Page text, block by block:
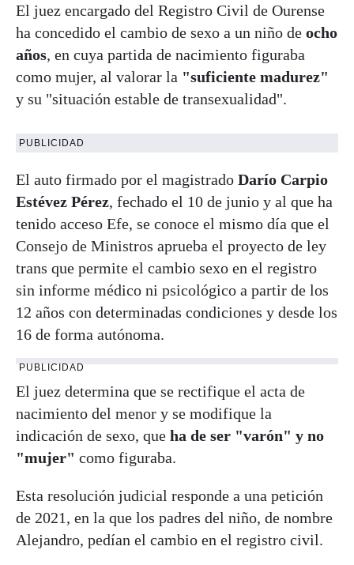
El juez encargado del Registro Civil de Ourense
ha concedido el cambio de sexo a un niño de ocho
años, en cuya partida de nacimiento figuraba
como mujer, al valorar la "suficiente madurez"
y su "situación estable de transexualidad".
PUBLICIDAD
El auto firmado por el magistrado Darío Carpio
Estévez Pérez, fechado el 10 de junio y al que ha
tenido acceso Efe, se conoce el mismo día que el
Consejo de Ministros aprueba el proyecto de ley
trans que permite el cambio sexo en el registro
sin informe médico ni psicológico a partir de los
12 años con determinadas condiciones y desde los
16 de forma autónoma.
PUBLICIDAD
El juez determina que se rectifique el acta de
nacimiento del menor y se modifique la
indicación de sexo, que ha de ser "varón" y no
"mujer" como figuraba.
Esta resolución judicial responde a una petición
de 2021, en la que los padres del niño, de nombre
Alejandro, pedían el cambio en el registro civil.